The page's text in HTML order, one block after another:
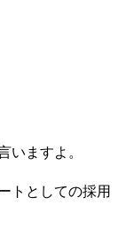
いますよ。
トとしての採用